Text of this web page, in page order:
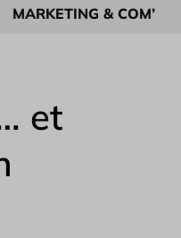
MARKETING & COM’
et